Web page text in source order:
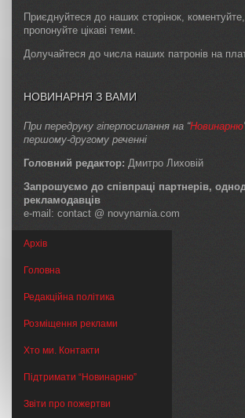
Приєднуйтеся до наших сторінок, коментуйте,
пропонуйте цікаві теми.
Долучайтеся до числа наших патронів на
НОВИНАРНЯ З ВАМИ
При передруку гіперпосилання на “Новинарню
першому-другому реченні
Головний редактор: Дмитро Лиховій
Запрошуємо до співпраці партнерів,
рекламодавців
e-mail: contact @ novynarnia.com
Архів
Головна
Редакційна політика
Розміщення реклами
Хто ми. Контакти
Підтримати “Новинарню”
Звіти про пожертви